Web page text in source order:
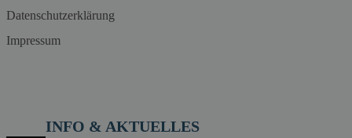
Datenschutzerklärung
Impressum
INFO & AKTUELLES